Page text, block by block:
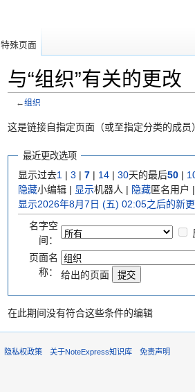
与“组织”有关的更改
←组织
这是链接自指定页面（或至指定分类的成
最近更改选项
显示过去1 | 3 | 7 | 14 | 30天的最后50 |
隐藏小编辑 | 显示机器人 | 隐藏匿名用户
显示2026年8月7日 (五) 02:05之后的新
名字空
间：
页面名
称：
给出的页面
在此期间没有符合这些条件的编辑
特殊页面
隐私权政策 关于NoteExpress知识库 免责声明